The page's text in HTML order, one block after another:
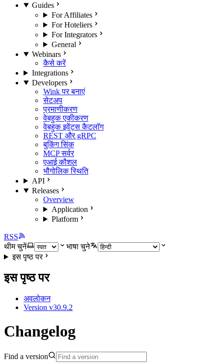
Guides
For Affiliates
For Hoteliers
For Integrators
General
Webinars
कैसे करें
Integrations
Developers
Wink पर बनाएं
सेटअप
प्रमाणीकरण
वेबहुक एकीकरण
वेबहुक इवेंट्स कैटलॉग
REST और gRPC
बुकिंग सिंक
MCP सर्वर
एआई कौशल
भौगोलिक स्थिति
API
Releases
Overview
Application
Platform
RSS
थीम चुनें
भाषा चुने
इस पृष्ठ पर
इस पृष्ठ पर
अवलोकन
Version v30.9.2
Changelog
Find a version